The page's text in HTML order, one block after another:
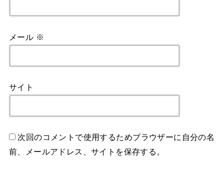
メール ※
サイト
次回のコメントで使用するためブラウザーに自分の名
前、メールアドレス、サイトを保存する。